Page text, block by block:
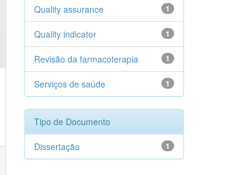
1
Quality assurance
1
Quality indicator
1
Revisão da farmacoterapia
1
Serviços de saúde
Tipo de Documento
1
Dissertação